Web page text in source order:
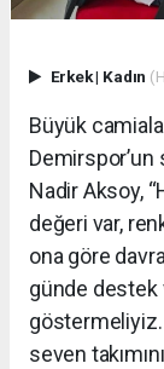
Erkek| Kadın
Büyük
Demirspor’un
Nadir Aksoy,
değeri var,
ona göre
günde destek
göstermeliyiz.
seven